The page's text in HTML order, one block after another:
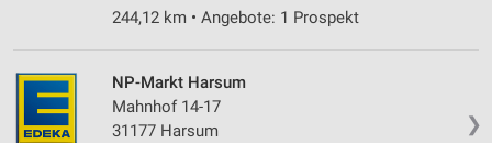
244,12 km • Angebote: 1 Prospekt
❯
NP-Markt Harsum
Mahnhof 14-17
31177 Harsum